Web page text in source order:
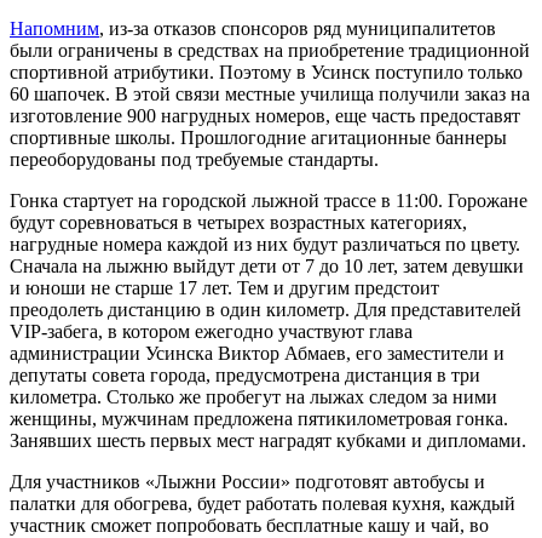
Напомним, из-за отказов спонсоров ряд муниципалитетов
были ограничены в средствах на приобретение традиционной
спортивной атрибутики. Поэтому в Усинск поступило только
60 шапочек. В этой связи местные училища получили заказ на
изготовление 900 нагрудных номеров, еще часть предоставят
спортивные школы. Прошлогодние агитационные баннеры
переоборудованы под требуемые стандарты.
Гонка стартует на городской лыжной трассе в 11:00. Горожане
будут соревноваться в четырех возрастных категориях,
нагрудные номера каждой из них будут различаться по цвету.
Сначала на лыжню выйдут дети от 7 до 10 лет, затем девушки
и юноши не старше 17 лет. Тем и другим предстоит
преодолеть дистанцию в один километр. Для представителей
VIP-забега, в котором ежегодно участвуют глава
администрации Усинска Виктор Абмаев, его заместители и
депутаты совета города, предусмотрена дистанция в три
километра. Столько же пробегут на лыжах следом за ними
женщины, мужчинам предложена пятикилометровая гонка.
Занявших шесть первых мест наградят кубками и дипломами.
Для участников «Лыжни России» подготовят автобусы и
палатки для обогрева, будет работать полевая кухня, каждый
участник сможет попробовать бесплатные кашу и чай, во